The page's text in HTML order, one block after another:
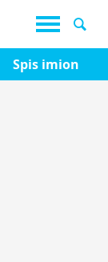
Spis imion